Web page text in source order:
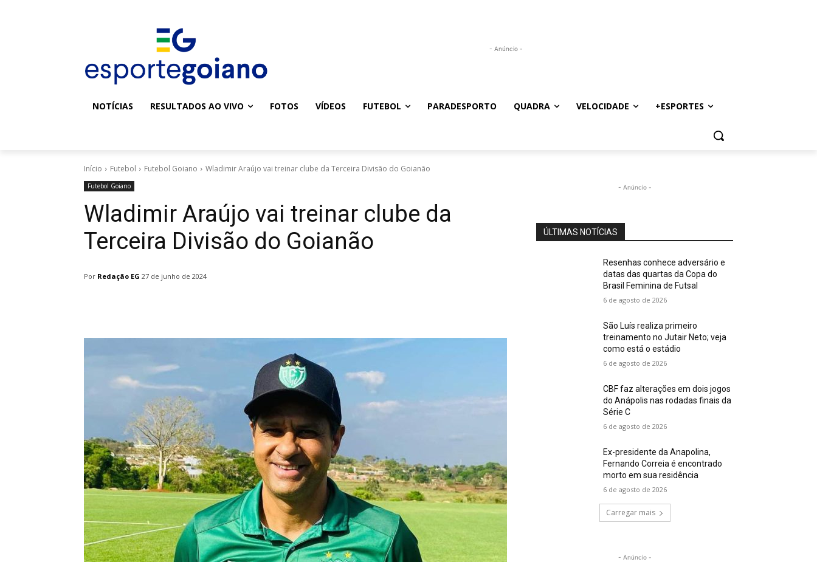
- Anúncio -
NOTÍCIAS RESULTADOS AO VIVO FOTOS VÍDEOS FUTEBOL PARADESPORTO QUADRA VELOCIDADE +ESPORTES
Início Futebol Futebol Goiano Wladimir Araújo vai treinar clube da Terceira Divisão do Goianão
Futebol Goiano
Wladimir Araújo vai treinar clube da
Terceira Divisão do Goianão
Por Redação EG 27 de junho de 2024
- Anúncio -
ÚLTIMAS NOTÍCIAS
Resenhas conhece adversário e
datas das quartas da Copa do
Brasil Feminina de Futsal
6 de agosto de 2026
São Luís realiza primeiro
treinamento no Jutair Neto; veja
como está o estádio
6 de agosto de 2026
CBF faz alterações em dois jogos
do Anápolis nas rodadas finais da
Série C
6 de agosto de 2026
Ex-presidente da Anapolina,
Fernando Correia é encontrado
morto em sua residência
6 de agosto de 2026
Carregar mais
- Anúncio -